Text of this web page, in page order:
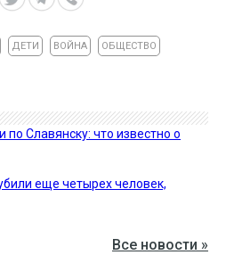
ДЕТИ ВОЙНА ОБЩЕСТВО
Славянску: что известно о
еще четырех человек,
Все новости »